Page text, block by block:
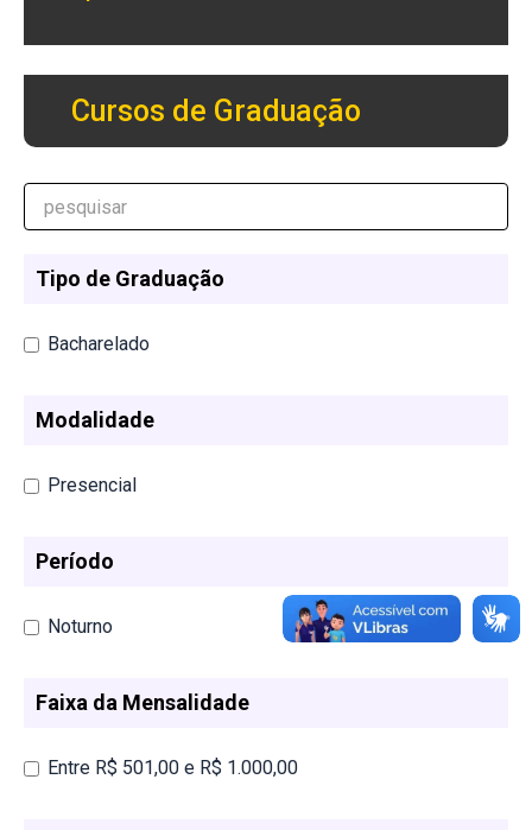
Cursos de Graduação
Tipo de Graduação
Bacharelado
Modalidade
Presencial
Período
Noturno
Faixa da Mensalidade
Entre R$ 501,00 e R$ 1.000,00